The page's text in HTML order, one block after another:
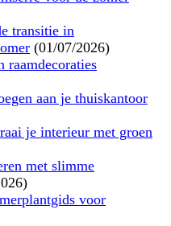
transitie in
(01/07/2026)
raamdecoraties
aan je thuiskantoor
je interieur met groen
met slimme
voor